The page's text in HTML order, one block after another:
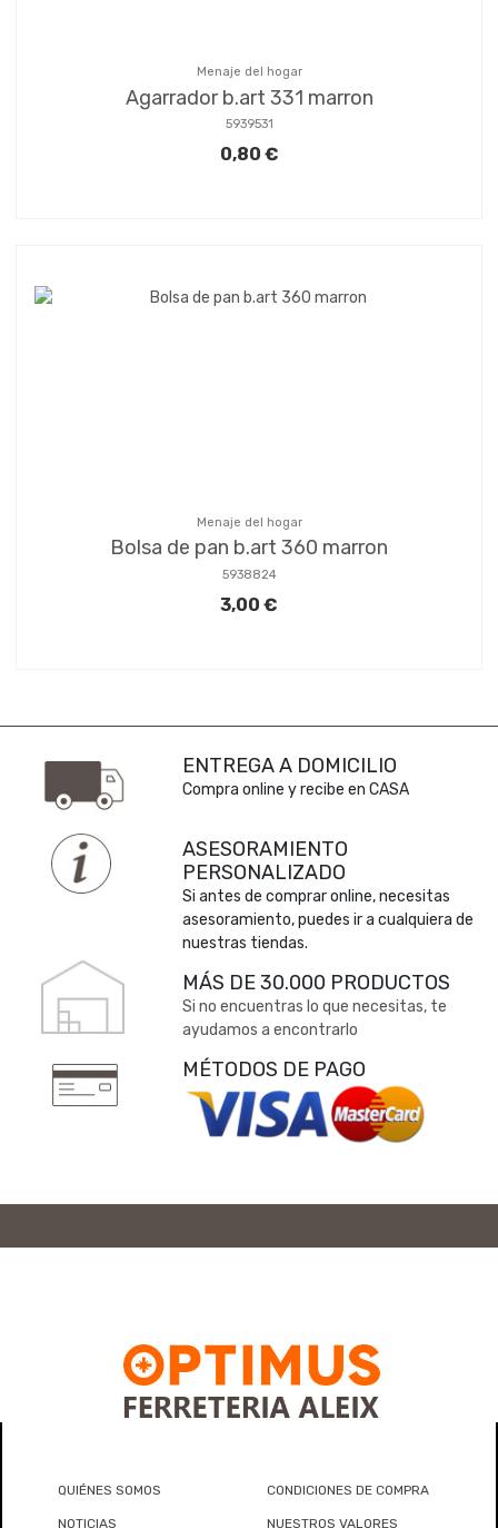
Menaje del hogar
Agarrador b.art 331 marron
5939531
0,80 €
Menaje del hogar
Bolsa de pan b.art 360 marron
5938824
3,00 €
ENTREGA A DOMICILIO
Compra online y recibe en CASA
ASESORAMIENTO
PERSONALIZADO
Si antes de comprar online, necesitas
asesoramiento, puedes ir a cualquiera de
nuestras tiendas.
MÁS DE 30.000 PRODUCTOS
Si no encuentras lo que necesitas, te
ayudamos a encontrarlo
MÉTODOS DE PAGO
QUIÉNES SOMOS CONDICIONES DE COMPRA
NOTICIAS NUESTROS VALORES